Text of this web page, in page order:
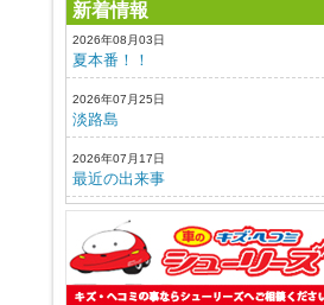
新着情報
2026年08月03日
夏本番！！
2026年07月25日
淡路島
2026年07月17日
最近の出来事